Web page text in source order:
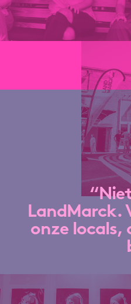
LandMarck.
onze locals,